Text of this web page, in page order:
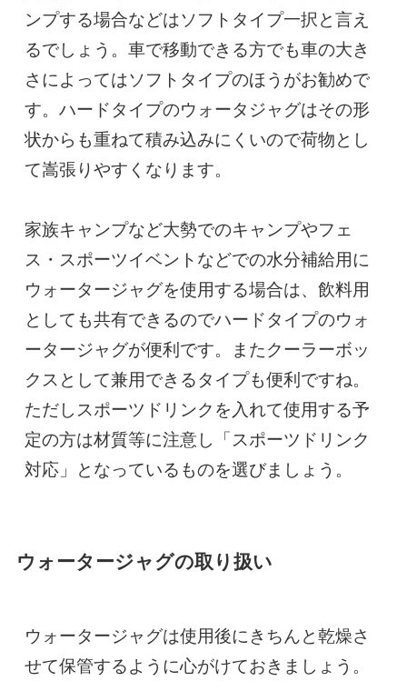
ンプする場合などはソフトタイプ一択と言え
るでしょう。車で移動できる方でも車の大き
さによってはソフトタイプのほうがお勧めで
す。ハードタイプのウォータジャグはその形
状からも重ねて積み込みにくいので荷物とし
て嵩張りやすくなります。
家族キャンプなど大勢でのキャンプやフェ
ス・スポーツイベントなどでの水分補給用に
ウォータージャグを使用する場合は、飲料用
としても共有できるのでハードタイプのウォ
ータージャグが便利です。またクーラーボッ
クスとして兼用できるタイプも便利ですね。
ただしスポーツドリンクを入れて使用する予
定の方は材質等に注意し「スポーツドリンク
対応」となっているものを選びましょう。
ウォータージャグの取り扱い
ウォータージャグは使用後にきちんと乾燥さ
せて保管するように心がけておきましょう。